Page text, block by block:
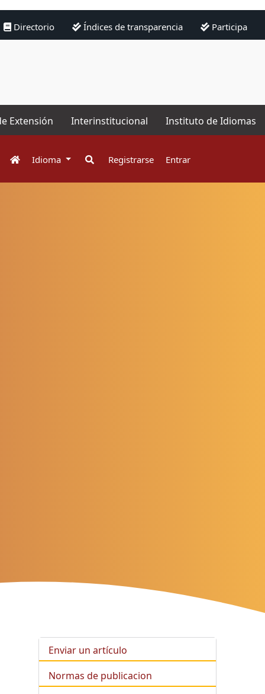
Directorio Índices de transparencia Participa
Extensión Interinstitucional Instituto de Idiomas
Idioma Registrarse Entrar
Enviar un artículo
Normas de publicacion